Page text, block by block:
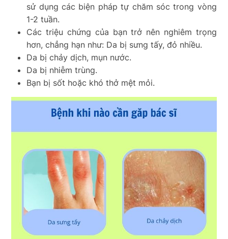
sử dụng các biện pháp tự chăm sóc trong vòng
1-2 tuần.
Các triệu chứng của bạn trở nên nghiêm trọng
hơn, chẳng hạn như: Da bị sưng tấy, đỏ nhiều.
Da bị chảy dịch, mụn nước.
Da bị nhiễm trùng.
Bạn bị sốt hoặc khó thở mệt mỏi.